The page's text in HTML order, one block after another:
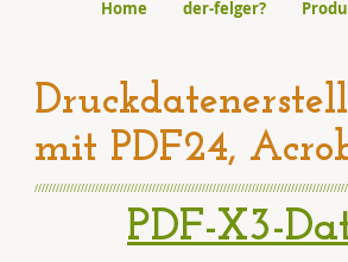
Home der-felger?
mit PDF24,
PDF-X3-